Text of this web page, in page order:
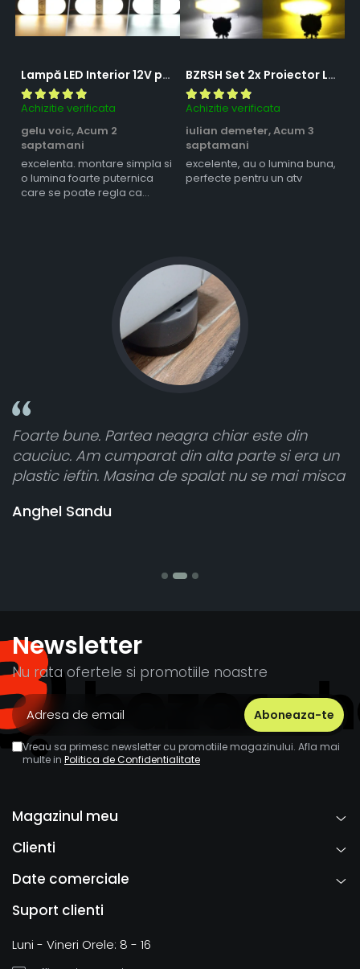
Lampă LED Interior 12V pentru Dubă, Camper și Rulotă - 180LED, 33 cm, 3 Temperaturii de Culoare, Intensitate Reglabilă, Iluminare Compartiment Marfă
Achizitie verificata
gelu voic,Acum 2
saptamani
excelenta. montare simpla si
o lumina foarte puternica
care se poate regla ca
BZRSH Set 2x Proiector LED Bufnita 50W Lupa 2 Faze Alb-Galben 12-24V Moto ATV
Achizitie verificata
iulian demeter,Acum 3
saptamani
excelente, au o lumina buna,
perfecte pentru un atv
este din
si era un
se mai misca
Toate sunt foarte luminoase și
atât de bine în curtea din spate.
cele 8 bucati dar una nu a
Newsletter
Nu rata ofertele si promotiile noastre
Vreau sa primesc newsletter cu promotiile magazinului. Afla mai
multe in Politica de Confidentialitate
Magazinul meu
Clienti
Date comerciale
Suport clienti
Luni - Vineri Orele: 8 - 16